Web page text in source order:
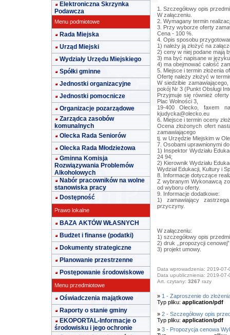
Elektroniczna Skrzynka
Podawcza
Menu podmiotowe
Rada Miejska
Urząd Miejski
Wydziały Urzędu Miejskiego
Spółki gminne
Jednostki organizacyjne
Jednostki pomocnicze
Organizacje pozarządowe
Zarządca zasobów
komunalnych
Olecka Rada Seniorów
Olecka Rada Młodzieżowa
Gminna Komisja
Rozwiązywania Problemów
Alkoholowych
Nabór pracowników na wolne
stanowiska pracy
Dostępność
Prawo lokalne
BAZA AKTÓW WŁASNYCH
Budżet i finanse (podatki)
Dokumenty strategiczne
Planowanie przestrzenne
Postępowanie środowiskowe
Menu przedmiotowe
Oświadczenia majątkowe
Raporty o stanie gminy
EKOPORTAL-Informacje o
środowisku i jego ochronie
1. Szczegółowy opis
W załączeniu.
2. Wymagany termin
3. Przy wyborze oferty
Cena - 100 %.
4. Opis sposobu
1) należy ją złożyć na
2) ceny w niej podane mają
3) ma być napisane w
4) ma obejmować całość
5. Miejsce i termin złożenia
Ofertę należy złożyć w
W siedzibie
pokój Nr 3 (Punkt Obsługi
Przyjmuje się również
Plac Wolności 3,
19-400 Olecko,
kjudycka@olecko.eu
6. Miejsce i termin oceny
Ocena złożonych ofert
zamawiającego
tj. w Urzędzie Miejskim w
7. Osobami uprawnionymi
1) Inspektor Wydziału
24 94;
2) Kierownik Wydziału
Wydział Edukacji, Kultury i
8. Informacje dotyczące
Z wybranym Wykonawcą
od wyboru oferty.
9. Informacje dodatkowe:
1) zamawiający
przyczyny.
W załączeniu:
1) szczegółowy opis
2) druk ,,propozycji
3) projekt umowy.
Data wprowadzenia: 2019-07-
Data upublicznienia: 2019-07-
Art. czytany: 3267 razy
» 1 - Zaproszenie do
Typ pliku: application/pdf
» 2 - Szczegółowy opis
Typ pliku: application/pdf
» 3 - Propozycja cenowa